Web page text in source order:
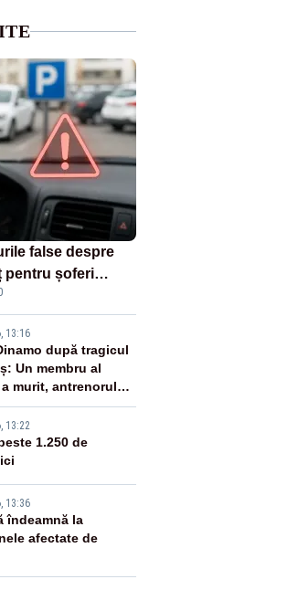
false despre
pentru șoferi
de fraudă
13:16
după tragicul
Un membru al
murit, antrenorul
în spital
13:22
1.250 de
13:36
îndeamnă la
afectate de